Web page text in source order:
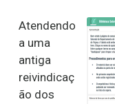
Atendendo
a uma
antiga
reivindicaç
ão dos